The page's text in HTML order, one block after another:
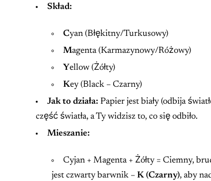
Skład:
Cyan (Błękitny/Turkusowy)
Magenta (Karmazynowy/Różowy)
Yellow (Żółty)
Key (Black – Czarny)
Jak to działa: Papier jest biały (odbija
część światła, a Ty widzisz to, co się odbiło.
Mieszanie:
Cyjan + Magenta + Żółty = Ciemny,
jest czwarty barwnik – K (Czarny), aby